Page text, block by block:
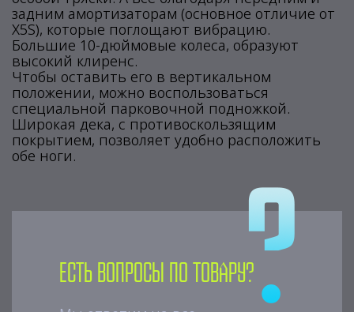
задним амортизаторам (основное отличие от
X5S), которые поглощают вибрацию.
Большие 10-дюймовые колеса, образуют
высокий клиренс.
Чтобы оставить его в вертикальном
положении, можно воспользоваться
специальной парковочной подножкой.
Широкая дека, с противоскользящим
покрытием, позволяет удобно расположить
обе ноги.
Есть вопросы по товару?